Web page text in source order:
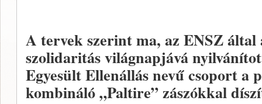
A tervek szerint ma, az ENSZ által
szolidaritás világnapjává
Egyesült Ellenállás nevű csoport a
kombináló „Paltire” zászókkal